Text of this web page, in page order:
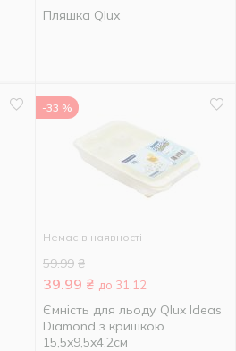
Пляшка Qlux
-33 %
Немає в наявності
59.99 ₴
39.99 ₴ до 31.12
Ємність для льоду Qlux Ideas
Diamond з кришкою
15,5x9,5x4,2см